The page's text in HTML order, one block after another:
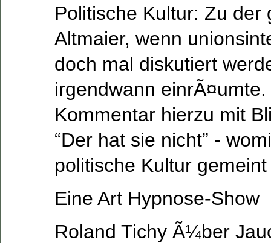
Politische Kultur: Zu der
Altmaier, wenn
doch mal diskutiert
irgendwann
Kommentar hierzu mit
“Der hat sie nicht” -
politische Kultur
Eine Art Hypnose-Show
Roland Tichy Ã¼ber